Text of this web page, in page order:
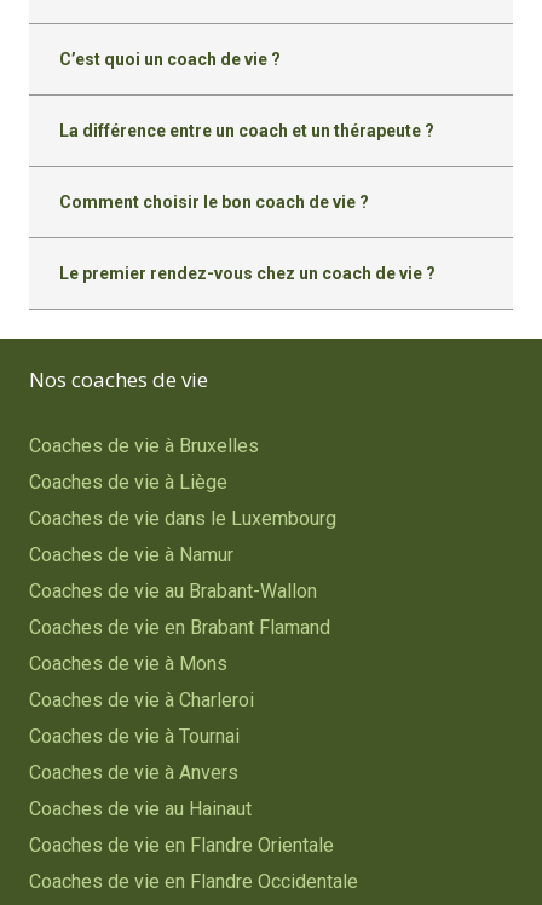
C’est quoi un coach de vie ?
La différence entre un coach et un thérapeute ?
Comment choisir le bon coach de vie ?
Le premier rendez-vous chez un coach de vie ?
Nos coaches de vie
Coaches de vie à Bruxelles
Coaches de vie à Liège
Coaches de vie dans le Luxembourg
Coaches de vie à Namur
Coaches de vie au Brabant-Wallon
Coaches de vie en Brabant Flamand
Coaches de vie à Mons
Coaches de vie à Charleroi
Coaches de vie à Tournai
Coaches de vie à Anvers
Coaches de vie au Hainaut
Coaches de vie en Flandre Orientale
Coaches de vie en Flandre Occidentale